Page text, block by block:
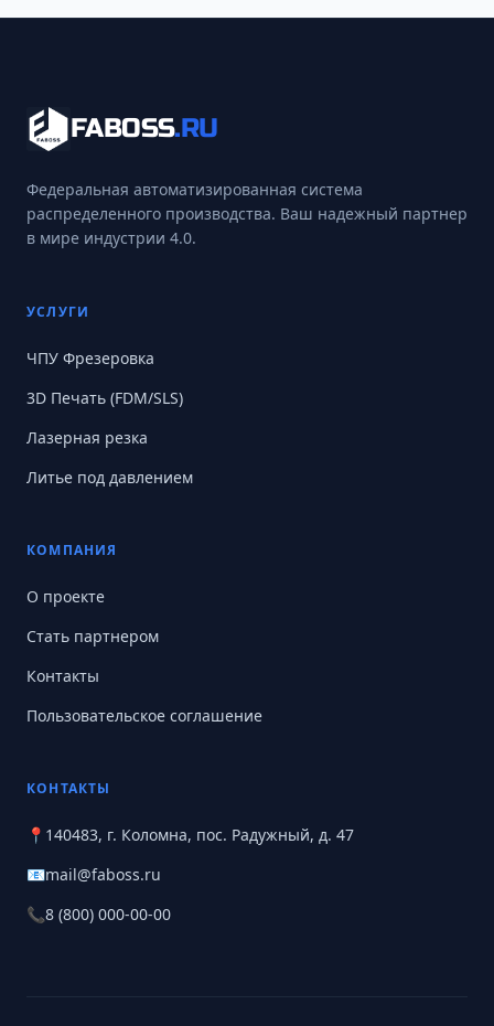
FABOSS.RU
Федеральная автоматизированная система
распределенного производства. Ваш надежный партнер
в мире индустрии 4.0.
УСЛУГИ
ЧПУ Фрезеровка
3D Печать (FDM/SLS)
Лазерная резка
Литье под давлением
КОМПАНИЯ
О проекте
Стать партнером
Контакты
Пользовательское соглашение
КОНТАКТЫ
📍 140483, г. Коломна, пос. Радужный, д. 47
📧mail@faboss.ru
📞8 (800) 000-00-00